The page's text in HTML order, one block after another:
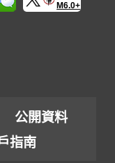
M6.0+
公開資料
指南